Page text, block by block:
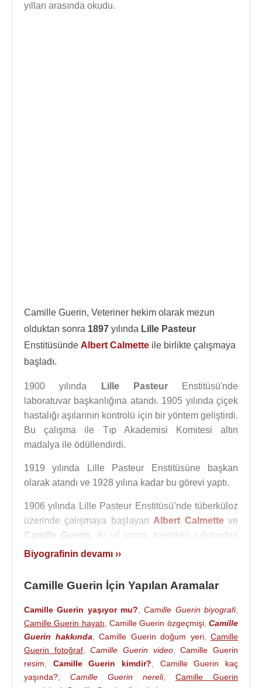
yılları arasında okudu.
Camille Guerin, Veteriner hekim olarak mezun
olduktan sonra 1897 yılında Lille Pasteur
Enstitüsünde Albert Calmette ile birlikte çalışmaya
başladı.
1900 yılında Lille PasteurEnstitüsü'nde
laboratuvar başkanlığına atandı. 1905 yılında çiçek
hastalığı aşılarının kontrolü için bir yöntem geliştirdi.
Bu çalışma ile Tıp Akademisi Komitesi altın
madalya ile ödüllendirdi.
1919 yılında Lille Pasteur Enstitüsüne başkan
olarak atandı ve 1928 yılına kadar bu görevi yaptı.
1906 yılında Lille Pasteur Enstitüsü’nde tüberküloz
üzerinde çalışmaya başlayan Albert Calmetteve
Camille Guerin
, iki yıl sonra, hastalıklı sığırlardan
alınan tüberküloz basillerinin safra salgısı (öd)
hastalık yapıcı özelliğini yitirdiğini, buna karşılık
antikor yapıcı özelliğini koruduğunu gözlemlediler.
Böylece üretilen ve iki araştırmacının adıyla anılan
BCG (Bacillus Calmette-Guerin) aşısı on beş yıl
sonra insanlar üzerinde denendi ve yaygın aşı
uygulamasına başlandı. Başarılı ilk aşı çalışması 1
Temmuz 1921tarihinde Paris'te başladı. Paris
Biyografinin devamı ››
Camille Guerin İçin Yapılan Aramalar
Camille Guerin yaşıyor mu? ,Camille Guerin biyografi,
Camille Guerin hayatı ,Camille Guerin özgeçmişi,Camille
Guerin hakkında
Camille Guerin doğum yeri, Camille
Guerin fotoğraf,Camille Guerin video,Camille Guerin
resim
Camille Guerin kimdir?
Camille Guerin kaç
yaşında?
Camille Guerin nereli, Camille Guerin